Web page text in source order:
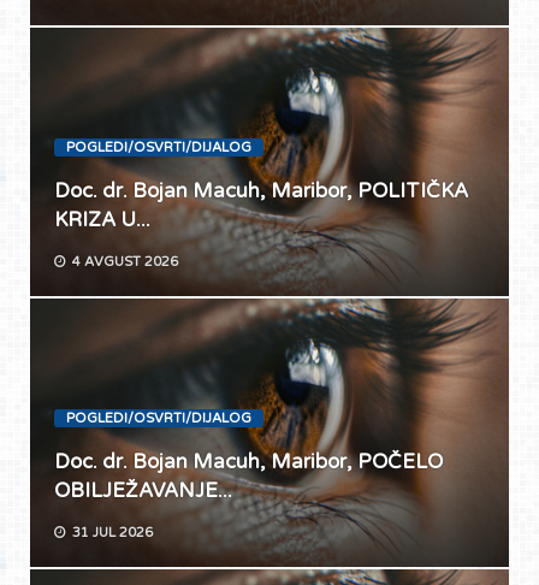
POGLEDI/OSVRTI/DIJALOG
Doc. dr. Bojan Macuh, Maribor, POLITIČKA
KRIZA U...
4 AVGUST 2026
POGLEDI/OSVRTI/DIJALOG
Doc. dr. Bojan Macuh, Maribor, POČELO
OBILJEŽAVANJE...
31 JUL 2026